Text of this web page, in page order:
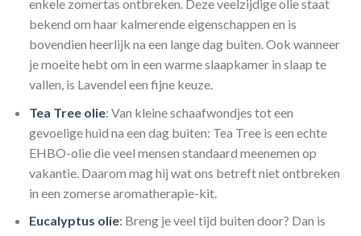
enkele zomertas ontbreken. Deze veelzijdige olie staat
bekend om haar kalmerende eigenschappen en is
bovendien heerlijk na een lange dag buiten. Ook wanneer
je moeite hebt om in een warme slaapkamer in slaap te
vallen, is Lavendel een fijne keuze.
Tea Tree olie: Van kleine schaafwondjes tot een
gevoelige huid na een dag buiten: Tea Tree is een echte
EHBO-olie die veel mensen standaard meenemen op
vakantie. Daarom mag hij wat ons betreft niet ontbreken
in een zomerse aromatherapie-kit.
Eucalyptus olie: Breng je veel tijd buiten door? Dan is